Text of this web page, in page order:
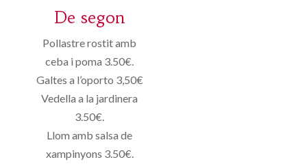
De segon
Pollastre rostit amb
ceba i poma 3.50€.
Galtes a l’oporto 3,50€
Vedella a la jardinera
3.50€.
Llom amb salsa de
xampinyons 3.50€.